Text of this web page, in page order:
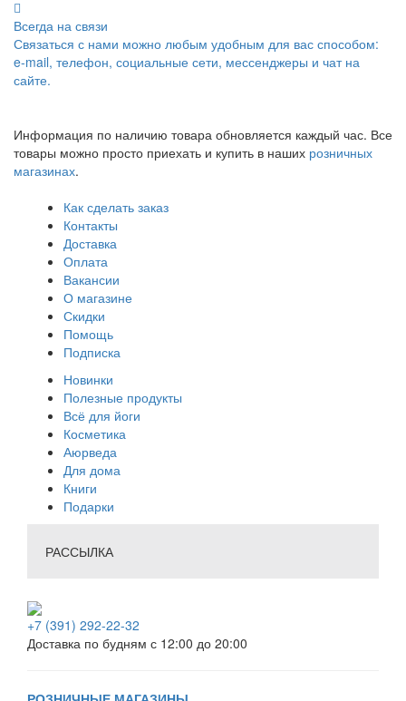
Всегда на связи
Связаться с нами можно любым удобным для вас способом:
e-mail, телефон, социальные сети, мессенджеры и чат на
сайте.
Информация по наличию товара обновляется каждый час. Все
товары можно просто приехать и купить в наших розничных
магазинах.
Как сделать заказ
Контакты
Доставка
Оплата
Вакансии
О магазине
Скидки
Помощь
Подписка
Новинки
Полезные продукты
Всё для йоги
Косметика
Аюрведа
Для дома
Книги
Подарки
РАССЫЛКА
+7 (391) 292-22-32
Доставка по будням с 12:00 до 20:00